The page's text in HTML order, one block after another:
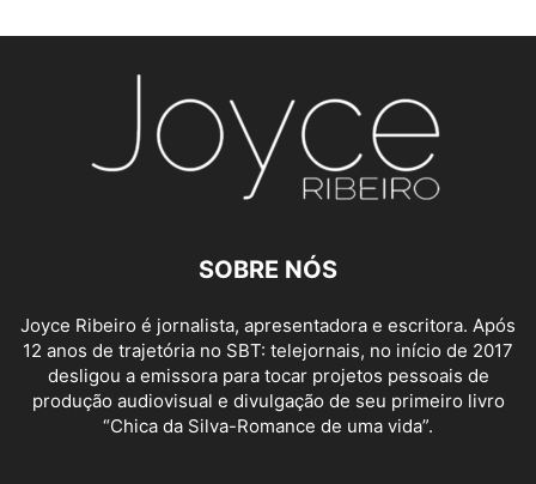
SOBRE NÓS
Joyce Ribeiro é jornalista, apresentadora e escritora. Após
12 anos de trajetória no SBT: telejornais, no início de 2017
desligou a emissora para tocar projetos pessoais de
produção audiovisual e divulgação de seu primeiro livro
“Chica da Silva-Romance de uma vida”.